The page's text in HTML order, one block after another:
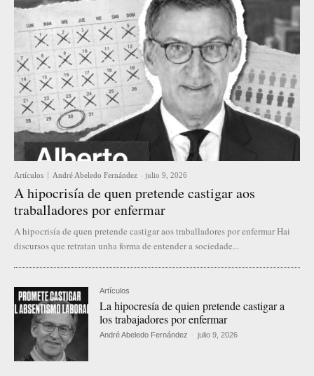
Artículos André Abeledo Fernández - julio 9, 2026
A hipocrisía de quen pretende castigar aos
traballadores por enfermar
A hipocrisía de quen pretende castigar aos traballadores por enfermar Hai
discursos que retratan unha forma de entender a sociedade...
Artículos
La hipocresía de quien pretende castigar a
los trabajadores por enfermar
André Abeledo Fernández - julio 9, 2026